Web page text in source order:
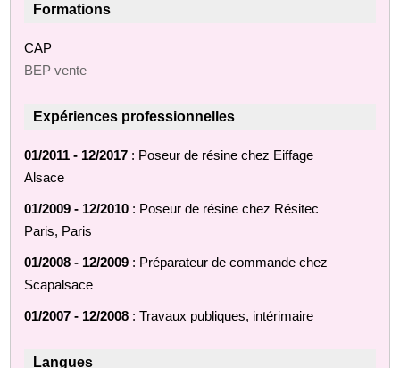
Formations
CAP
BEP vente
Expériences professionnelles
01/2011 - 12/2017 : Poseur de résine chez Eiffage
Alsace
01/2009 - 12/2010 : Poseur de résine chez Résitec
Paris, Paris
01/2008 - 12/2009 : Préparateur de commande chez
Scapalsace
01/2007 - 12/2008 : Travaux publiques, intérimaire
Langues